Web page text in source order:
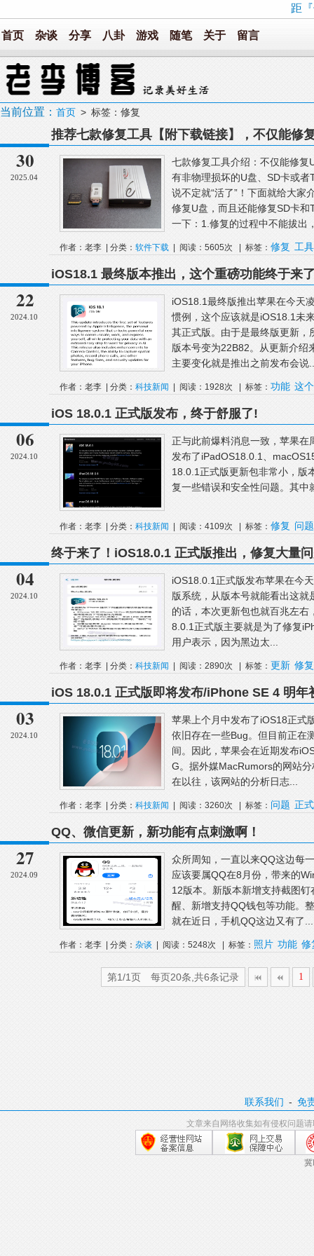
距
首页 杂谈 分享 八卦 游戏 随笔 关于 留言
当前位置： 首页 > 标签：修复
30
2025.04
推荐七款修复工具【附下载链接】，不仅能修
卡
七款修复工具介绍：不仅能修
有非物理损坏的U盘、SD卡或
说不定就“活了”！下面就给大家
修复U盘，而且还能修复SD卡
一下：1.修复的过程中不能拔出
作者：老李 | 分类： 软件下载 | 阅读：5605次 | 标签： 修复 工具
22
2024.10
iOS18.1 最终版本推出，这个重磅功能终于来
iOS18.1最终版推出苹果在今天
惯例，这个应该就是iOS18.1未
其正式版。由于是最终版更新
版本号变为22B82。从更新介绍
主要变化就是推出之前发布会说
作者：老李 | 分类： 科技新闻 | 阅读：1928次 | 标签： 功能 这个
06
2024.10
iOS 18.0.1 正式版发布，终于舒服了!
正与此前爆料消息一致，苹果
发布了iPadOS18.0.1、
18.0.1正式版更新包非常小，版
复一些错误和安全性问题。其
作者：老李 | 分类： 科技新闻 | 阅读：4109次 | 标签： 修复 问题
04
2024.10
终于来了！iOS18.0.1 正式版推出，修复大量
iOS18.0.1正式版发布苹果在今
版系统，从版本号就能看出这
的话，本次更新包也就百兆左
8.0.1正式版主要就是为了修复
用户表示，因为黑边太...
作者：老李 | 分类： 科技新闻 | 阅读：2890次 | 标签： 更新 修复
03
2024.10
iOS 18.0.1 正式版即将发布/iPhone SE 4 明年
苹果上个月中发布了iOS18正式
依旧存在一些Bug。但目前正在
间。因此，苹果会在近期发布
G。据外媒MacRumors的网站
在以往，该网站的分析日志...
作者：老李 | 分类： 科技新闻 | 阅读：3260次 | 标签： 问题 正
27
2024.09
QQ、微信更新，新功能有点刺激啊！
众所周知，一直以来QQ这边每
应该要属QQ在8月份，带来的
12版本。新版本新增支持截图
醒、新增支持QQ钱包等功能。
就在近日，手机QQ这边又有了...
作者：老李 | 分类： 杂谈 | 阅读：5248次 | 标签： 照片 功能 修
第1/1页 每页20条,共6条记录 1
联系我们 -免
文章来自网络收集如有侵权问题